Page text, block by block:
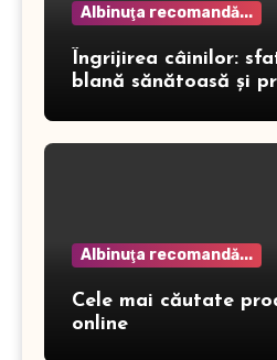
Albinuţa recomandă...
Îngrijirea câinilor:
blană sănătoasă și
Albinuţa recomandă...
Cele mai căutate
online